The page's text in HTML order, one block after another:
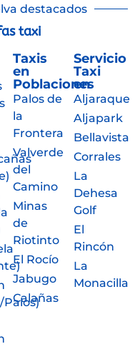
destacados
taxi
Palos)
Taxis
en
Poblaciones
Palos de
la
Frontera
Valverde
del
Camino
Minas
de
Riotinto
El Rocío
Jabugo
Calañas
Servicio
Taxi
en
Aljaraque
Aljapark
Bellavista
Corrales
La
Dehesa
Golf
El
Rincón
La
Monacilla